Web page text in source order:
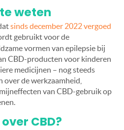
weten
sinds december 2022 vergoed
gebruikt voor de
vormen van epilepsie bij
CBD-producten voor kinderen
medicijnen – nog steeds
over de werkzaamheid,
van CBD-gebruik op
CBD?